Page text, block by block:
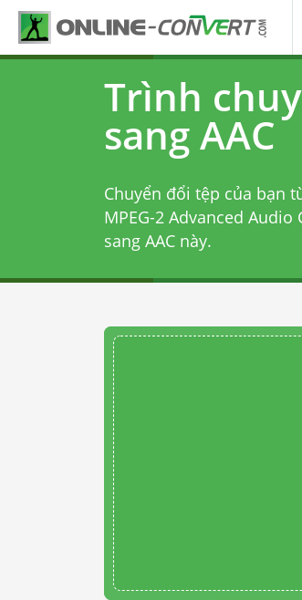
Trình
sang AAC
Chuyển đổi tệp của bạn
MPEG-2 Advanced Audio
sang AACnày.